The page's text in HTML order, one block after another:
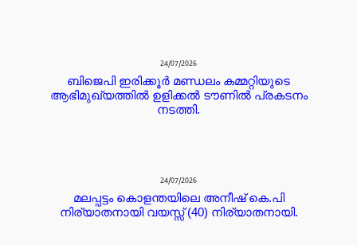
24/07/2026
ബിജെപി ഇരിക്കൂർ മണ്ഡലം കമ്മറ്റിയുടെ
ആഭിമുഖ്യത്തിൽ ഉളിക്കൽ ടൗണിൽ പ്രകടനം
നടത്തി.
24/07/2026
മലപ്പട്ടം കൊളന്തയിലെ അനീഷ് കെ.പി
നിര്യാതനായി വയസ്സ് (40) നിര്യാതനായി.